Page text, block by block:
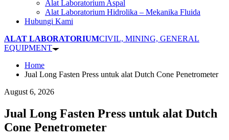
Alat Laboratorium Aspal
Alat Laboratorium Hidrolika – Mekanika Fluida
Hubungi Kami
ALAT LABORATORIUMCIVIL, MINING, GENERAL
EQUIPMENT
Home
Jual Long Fasten Press untuk alat Dutch Cone Penetrometer
August 6, 2026
Jual Long Fasten Press untuk alat Dutch
Cone Penetrometer